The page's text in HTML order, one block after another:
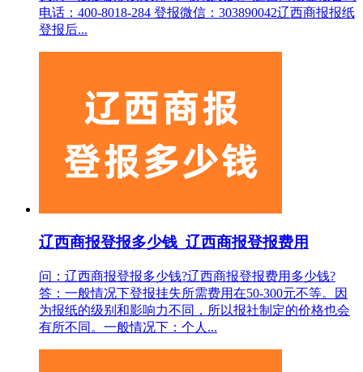
电话：400-8018-284 登报微信：303890042辽西商报报纸
登报后...
辽西商报登报多少钱_辽西商报登报费用
问：辽西商报登报多少钱?辽西商报登报费用多少钱?
答：一般情况下登报挂失所需费用在50-300元不等。因
为报纸的级别和影响力不同，所以报社制定的价格也会
有所不同。一般情况下：个人...